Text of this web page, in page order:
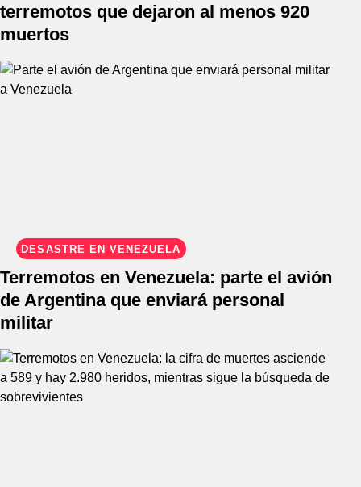
terremotos que dejaron al menos 920
muertos
DESASTRE EN VENEZUELA
Terremotos en Venezuela: parte el avión
de Argentina que enviará personal
militar